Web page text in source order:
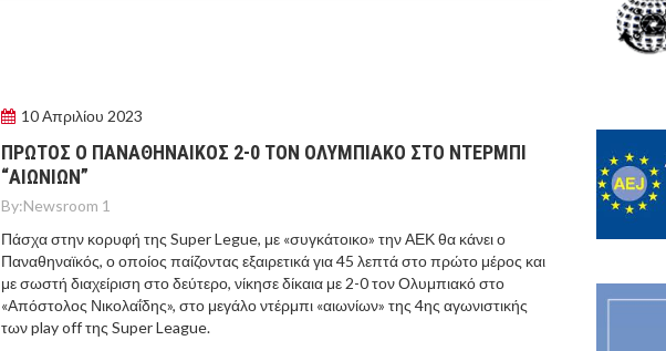
10 Απριλίου 2023
ΠΡΩΤΟΣ Ο ΠΑΝΑΘΗΝΑΙΚΟΣ 2-0 ΤΟΝ ΟΛΥΜΠΙΑΚΟ ΣΤΟ ΝΤΕΡΜΠΙ
“ΑΙΩΝΙΩΝ”
By:Newsroom 1
Πάσχα στην κορυφή της Super Legue, με «συγκάτοικο» την ΑΕΚ θα κάνει ο
Παναθηναϊκός, ο οποίος παίζοντας εξαιρετικά για 45 λεπτά στο πρώτο μέρος και
με σωστή διαχείριση στο δεύτερο, νίκησε δίκαια με 2-0 τον Ολυμπιακό στο
«Απόστολος Νικολαΐδης», στο μεγάλο ντέρμπι «αιωνίων» της 4ης αγωνιστικής
των play off της Super League.